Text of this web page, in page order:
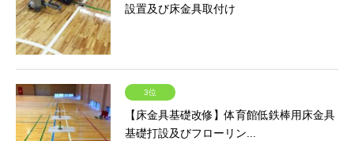
設置及び床金具取付け
3位
【床金具基礎改修】体育館低鉄棒用床金具
基礎打設及びフローリン...